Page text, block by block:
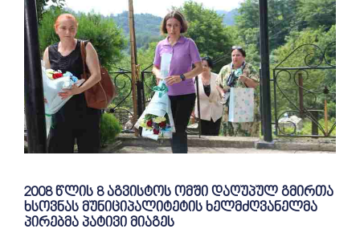
2008 წლის 8 აგვისტოს ომში დაღუპულ გმირთა
ხსოვნას მუნიციპალიტეტის ხელმძღვანელმა
პირებმა პატივი მიაგეს